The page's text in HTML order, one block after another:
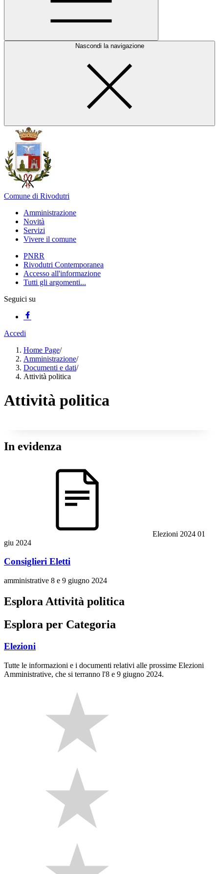
Nascondi la navigazione
Comune di Rivodutri
Amministrazione
Novità
Servizi
Vivere il comune
PNRR
Rivodutri Contemporanea
Accesso all'informazione
Tutti gli argomenti...
Seguici su
Accedi
Home Page/
Amministrazione/
Documenti e dati/
Attività politica
Attività politica
In evidenza
Elezioni 2024 01
giu 2024
Consiglieri Eletti
amministrative 8 e 9 giugno 2024
Esplora Attività politica
Esplora per Categoria
Elezioni
Tutte le informazioni e i documenti relativi alle prossime Elezioni
Amministrative, che si terranno l'8 e 9 giugno 2024.